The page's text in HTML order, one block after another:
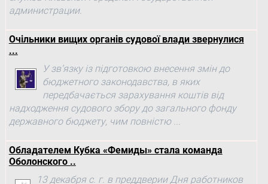
администрации.
Очільники вищих органів судової влади звернулися
...
У зв’язку із підготовкою внесення змін до
бюджетного законодавства, в яких
передбачається зарахування коштів від
надходження судового збору до загального фонду
державного бюджету, чим повністю ...
Обладателем Кубка «Фемиды» стала команда
Оболонского ..
13 декабря с. г. в преддверии Дня работников